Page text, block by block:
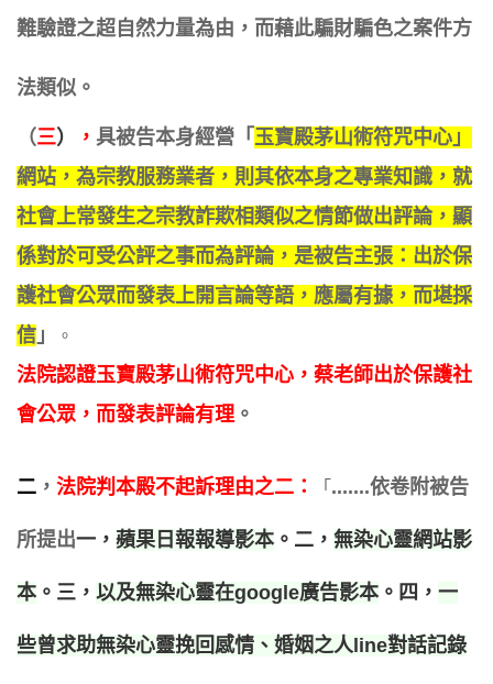
難驗證之超自然力量為由，而藉此騙財騙色之案件方
法類似 。
（三） ， 具被告本身經營「 玉寶殿茅山術符咒中心」
網站，為宗教服務業者，則其依本身之專業知識，就
社會上常發生之宗教詐欺相類似之情節做出評論，​顯
係對於可受公評之事而為評論，是被告主張：出於保
護社會公眾而發表上開言論等語，應屬有據，而堪採
信 」 。
法院認證玉寶殿茅山術符咒中心，蔡老師出於保護社
會公眾，而發表評論有理。
二 ， 法院判本殿不起訴理由之二 ： 「 .......依卷附被告
所提出一， 蘋果日報報導影本 。二， 無染心靈網站影
本 。三， 以及無染心靈在google廣告影本 。四， 一
些曾求助無染心靈挽回感情、婚姻之人line對話記錄